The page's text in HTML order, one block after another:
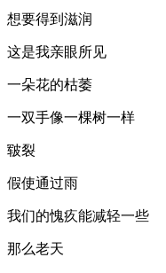
想要得到滋润
这是我亲眼所见
一朵花的枯萎
一双手像一棵树一样
皲裂
假使通过雨
我们的愧疚能减轻一些
那么老天